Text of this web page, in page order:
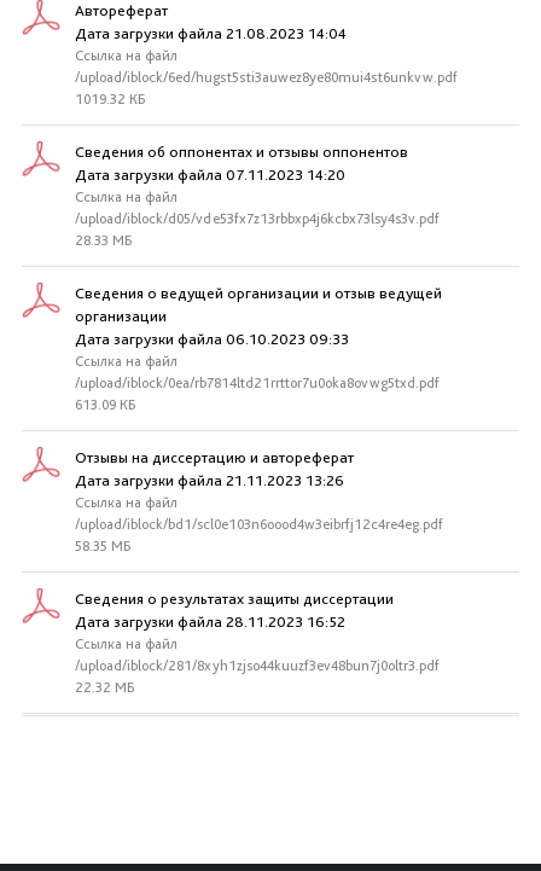
Автореферат
Дата загрузки файла 21.08.2023 14:04
Ссылка на файл
/upload/iblock/6ed/hugst5sti3auwez8ye80mui4st6unkvw.pdf
1019.32 КБ
Сведения об оппонентах и отзывы оппонентов
Дата загрузки файла 07.11.2023 14:20
Ссылка на файл
/upload/iblock/d05/vde53fx7z13rbbxp4j6kcbx73lsy4s3v.pdf
28.33 МБ
Сведения о ведущей организации и отзыв ведущей
организации
Дата загрузки файла 06.10.2023 09:33
Ссылка на файл
/upload/iblock/0ea/rb7814ltd21rrttor7u0oka8ovwg5txd.pdf
613.09 КБ
Отзывы на диссертацию и автореферат
Дата загрузки файла 21.11.2023 13:26
Ссылка на файл
/upload/iblock/bd1/scl0e103n6oood4w3eibrfj12c4re4eg.pdf
58.35 МБ
Сведения о результатах защиты диссертации
Дата загрузки файла 28.11.2023 16:52
Ссылка на файл
/upload/iblock/281/8xyh1zjso44kuuzf3ev48bun7j0oltr3.pdf
22.32 МБ